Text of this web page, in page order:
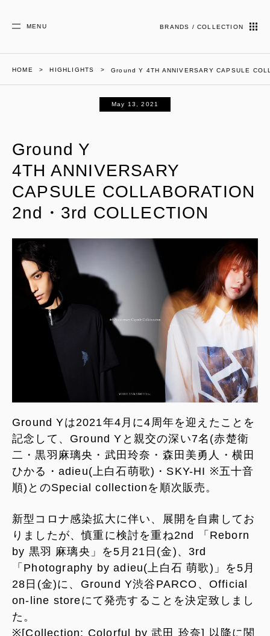
MENU BRANDS / COLLECTION
HOME HIGHLIGHTS Ground Y 4TH ANNIVERSARY CAPSULE
May 13, 2021
Ground Y
4TH ANNIVERSARY
CAPSULE COLLABORATION
2nd・3rd COLLECTION
Ground Yは2021年4月に4周年を迎えたことを
記念して、Ground Yと親交の深い7名(赤楚衛
二・黒羽麻璃央・武田玲奈・森田美勇人・横田
ひかる・adieu(上白石萌歌)・SKY-HI ※五十音
順)とのSpecial collectionを順次販売。
新型コロナ感染拡大に伴い、展開を自粛してお
りましたが、慎重に検討を重ね2nd 「Reborn
by 黒羽 麻璃央」を5月21日(金)、3rd
「Photography by adieu(上白石 萌歌)」を5月
28日(金)に、Ground Y渋谷PARCO、Official
on-line storeにて発売することを決定致しまし
た。
※[Collection: Colorful by 武田 玲奈] 以降に関